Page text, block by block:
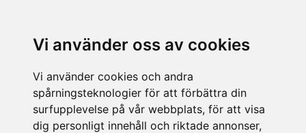
Vi använder oss av cookies
Vi använder cookies och andra
spårningsteknologier för att förbättra din
surfupplevelse på vår webbplats, för att visa
dig personligt innehåll och riktade annonser,